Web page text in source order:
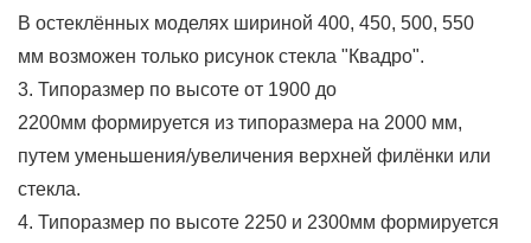
В остеклённых моделях шириной 400, 450, 500, 550
мм возможен только рисунок стекла "Квадро".
3. Типоразмер по высоте от 1900 до
2200мм формируется из типоразмера на 2000 мм,
путем уменьшения/увеличения верхней филёнки или
стекла.
4. Типоразмер по высоте 2250 и 2300мм формируется